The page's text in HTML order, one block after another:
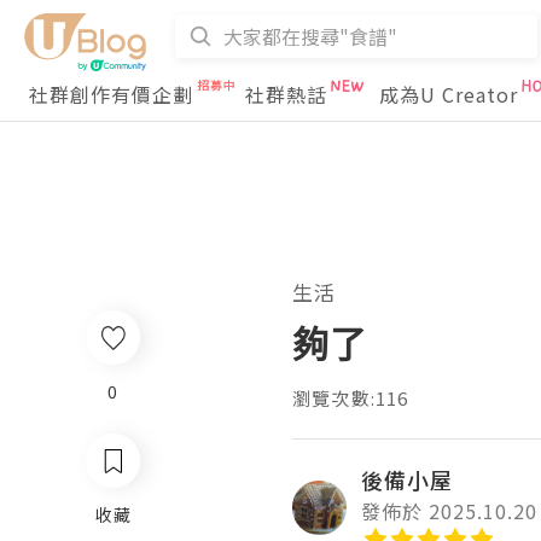
社群創作有價企劃 社群熱話 成為U Creator
生活
夠了
瀏覽次數:116
後備小屋
發佈於 2025.10.20
0
收藏